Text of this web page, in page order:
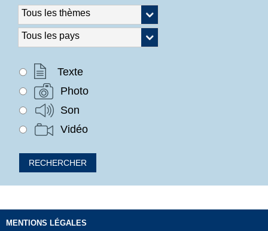
Texte
Photo
Son
Vidéo
MENTIONS LÉGALES